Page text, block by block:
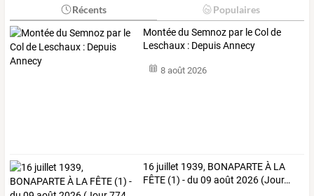
Récents Populaires
Montée du Semnoz par le Col de
Leschaux : Depuis Annecy
8 août 2026
16 juillet 1939, BONAPARTEÀ LA
FÊTE (1) -du 09 août 2026 (Jour…